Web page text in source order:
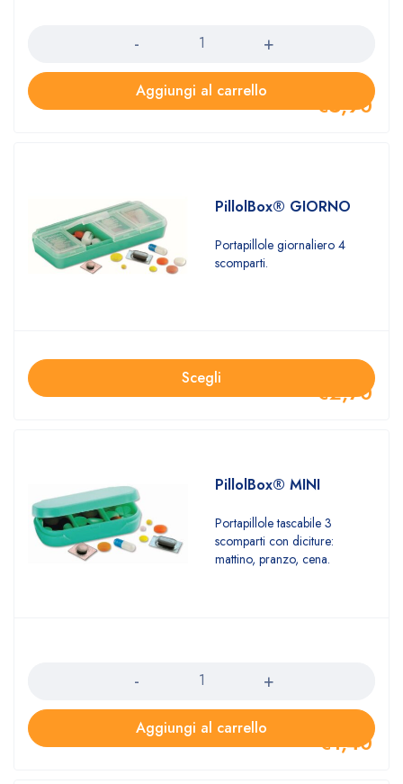
€5,90
Aggiungi al carrello
PillolBox® GIORNO
Portapillole giornaliero 4
scomparti.
€2,70
Scegli
PillolBox® MINI
Portapillole tascabile 3
scomparti con diciture:
mattino, pranzo, cena.
€1,40
Aggiungi al carrello